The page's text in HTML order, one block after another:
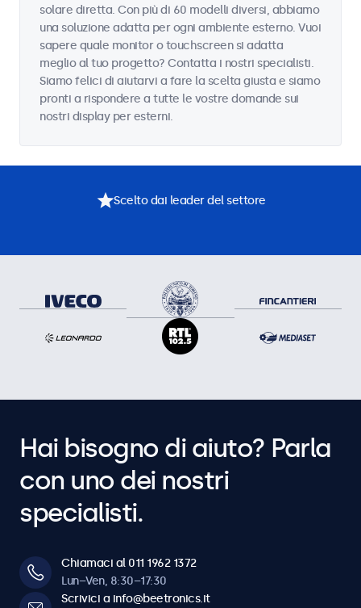
solare diretta. Con più di 60 modelli diversi, abbiamo
una soluzione adatta per ogni ambiente esterno. Vuoi
sapere quale monitor o touchscreen si adatta
meglio al tuo progetto? Contatta i nostri specialisti.
Siamo felici di aiutarvi a fare la scelta giusta e siamo
pronti a rispondere a tutte le vostre domande sui
nostri display per esterni.
Scelto dai leader del settore
Hai bisogno di aiuto? Parla
con uno dei nostri
specialisti.
Chiamaci al 011 1962 1372
Lun–Ven, 8:30–17:30
Scrivici a info@beetronics.it